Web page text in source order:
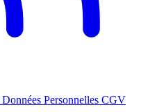
Données Personnelles CGV